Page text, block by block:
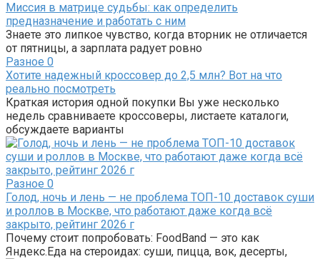
Миссия в матрице судьбы: как определить
предназначение и работать с ним
Знаете это липкое чувство, когда вторник не отличается
от пятницы, а зарплата радует ровно
Разное 0
Хотите надежный кроссовер до 2,5 млн? Вот на что
реально посмотреть
Краткая история одной покупки Вы уже несколько
недель сравниваете кроссоверы, листаете каталоги,
обсуждаете варианты
Разное 0
Голод, ночь и лень — не проблема ТОП-10 доставок суши
и роллов в Москве, что работают даже когда всё
закрыто, рейтинг 2026 г
Почему стоит попробовать: FoodBand — это как
Яндекс.Еда на стероидах: суши, пицца, вок, десерты,